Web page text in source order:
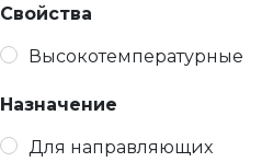
Свойства
Высокотемпературные
Назначение
Для направляющих